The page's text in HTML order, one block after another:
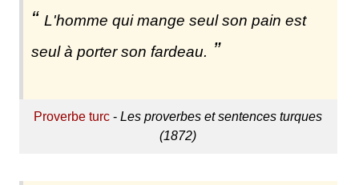
L'homme qui mange seul son pain est
seul à porter son fardeau.
Proverbe turc -Les proverbes et sentences turques
(1872)